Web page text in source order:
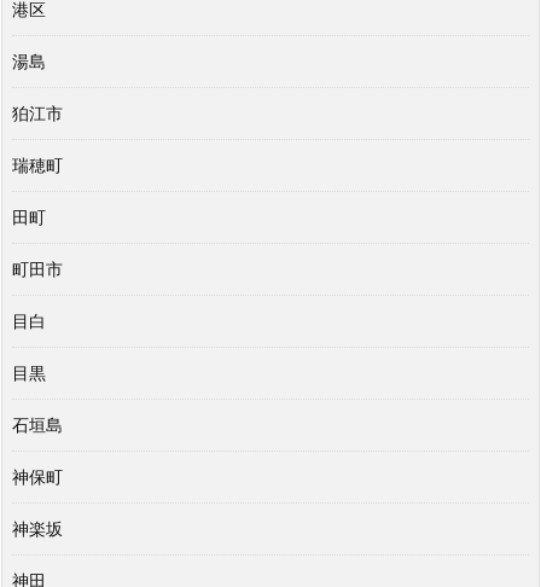
港区
湯島
狛江市
瑞穂町
田町
町田市
目白
目黒
石垣島
神保町
神楽坂
神田